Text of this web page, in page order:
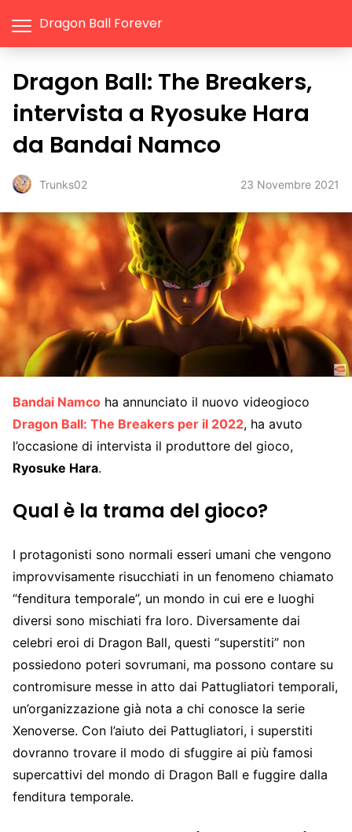
Dragon Ball Forever
Dragon Ball: The Breakers,
intervista a Ryosuke Hara
da Bandai Namco
Trunks02 23 Novembre 2021
Bandai Namco ha annunciato il nuovo videogioco
Dragon Ball: The Breakers per il 2022, ha avuto
l’occasione di intervista il produttore del gioco,
Ryosuke Hara.
Qual è la trama del gioco?
I protagonisti sono normali esseri umani che vengono
improvvisamente risucchiati in un fenomeno chiamato
“fenditura temporale”, un mondo in cui ere e luoghi
diversi sono mischiati fra loro. Diversamente dai
celebri eroi di Dragon Ball, questi “superstiti” non
possiedono poteri sovrumani, ma possono contare su
contromisure messe in atto dai Pattugliatori temporali,
un’organizzazione già nota a chi conosce la serie
Xenoverse. Con l’aiuto dei Pattugliatori, i superstiti
dovranno trovare il modo di sfuggire ai più famosi
supercattivi del mondo di Dragon Ball e fuggire dalla
fenditura temporale.